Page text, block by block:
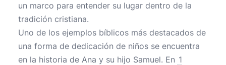
un marco para entender su lugar dentro de la
tradición cristiana.
Uno de los ejemplos bíblicos más destacados de
una forma de dedicación de niños se encuentra
en la historia de Ana y su hijo Samuel. En 1